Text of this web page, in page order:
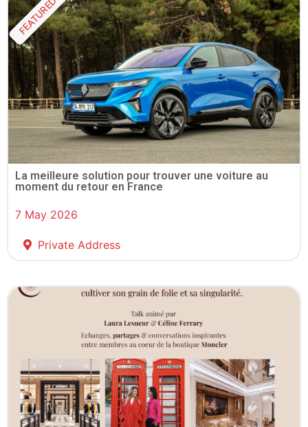
FEATURED
La meilleure solution pour trouver une voiture au
moment du retour en France
7 May 2026
Private Address